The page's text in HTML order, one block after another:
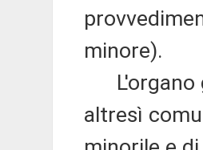
minore).
L'organo
altresì